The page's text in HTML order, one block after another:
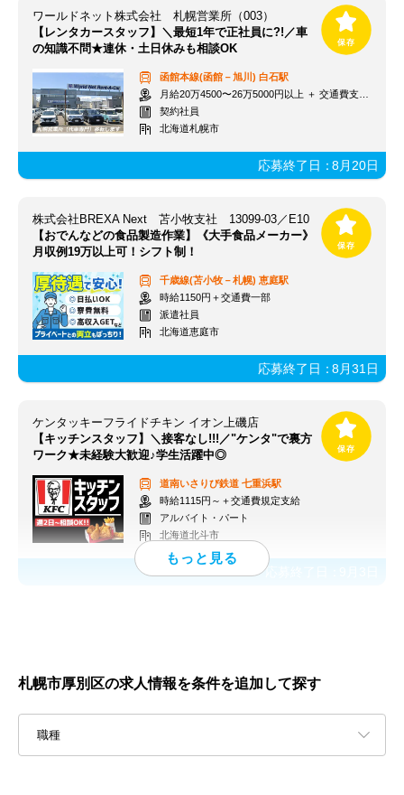
ワールドネット株式会社 札幌営業所（003）
【レンタカースタッフ】＼最短1年で正社員に?!／車
の知識不問★連休・土日休みも相談OK
函館本線(函館－旭川) 白石駅
月給20万4500〜26万5000円以上 ＋ 交通費支給 ＋ 賞与(年2回)
契約社員
北海道札幌市
応募終了日：8月20日
株式会社BREXA Next 苫小牧支社 13099-03／E10
【おでんなどの食品製造作業】《大手食品メーカー》
月収例19万以上可！シフト制！
千歳線(苫小牧－札幌) 恵庭駅
時給1150円＋交通費一部
派遣社員
北海道恵庭市
応募終了日：8月31日
ケンタッキーフライドチキン イオン上磯店
【キッチンスタッフ】＼接客なし!!!／"ケンタ"で裏方
ワーク★未経験大歓迎♪学生活躍中◎
道南いさりび鉄道 七重浜駅
時給1115円～＋交通費規定支給
アルバイト・パート
北海道北斗市
応募終了日：
札幌市厚別区の求人情報を条件を追加して探す
職種